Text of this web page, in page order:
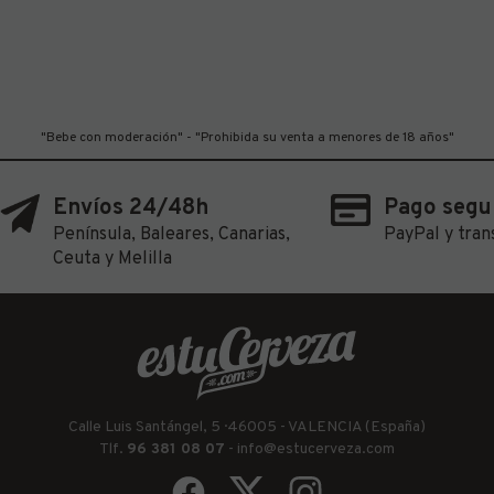
"Bebe con moderación" - "Prohibida su venta a menores de 18 años"
Envíos 24/48h
Península, Baleares, Canarias,
Ceuta y Melilla
Pago
PayPal y
Calle Luis Santángel, 5 · 46005 - VALENCIA (España)
Tlf. 96 381 08 07 - info@estucerveza.com